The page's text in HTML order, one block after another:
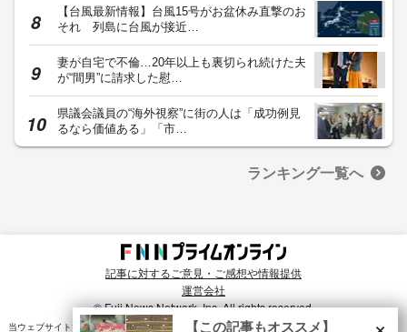
【台風最新情報】台風15号がお盆休み直撃のお
それ 列島に台風が接近…
妻が自宅で不倫…20年以上も裏切られ続けた夫
が“間男”に請求した慰…
県議会議員の“海外視察”に街の人は「成功例見
るなら価値ある」「市…
ランキング一覧へ
記事に対するご意見・ご感想や情報提供
運営会社
© Fuji News Network, Inc. All rights reserved.
当ウェブサイトでは、ユーザのニーズ・興味・関⼼に合致したコンテンツや広告配信を提供する
【この記事もオススメ】